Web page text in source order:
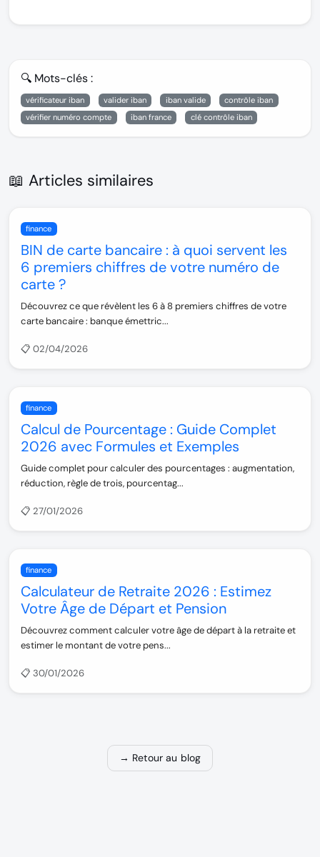
🔍 Mots-clés :
vérificateur iban valider iban iban valide
contrôle iban
vérifier numéro compte
iban france clé contrôle iban
📖 Articles similaires
finance
BIN de carte bancaire : à quoi servent les
6 premiers chiffres de votre numéro de
carte ?
Découvrez ce que révèlent les 6 à 8 premiers chiffres de votre
carte bancaire : banque émettric...
📋 02/04/2026
finance
Calcul de Pourcentage : Guide Complet
2026 avec Formules et Exemples
Guide complet pour calculer des pourcentages : augmentation,
réduction, règle de trois, pourcentag...
📋 27/01/2026
finance
Calculateur de Retraite 2026 : Estimez
Votre Âge de Départ et Pension
Découvrez comment calculer votre âge de départ à la retraite et
estimer le montant de votre pens...
📋 30/01/2026
→ Retour au blog